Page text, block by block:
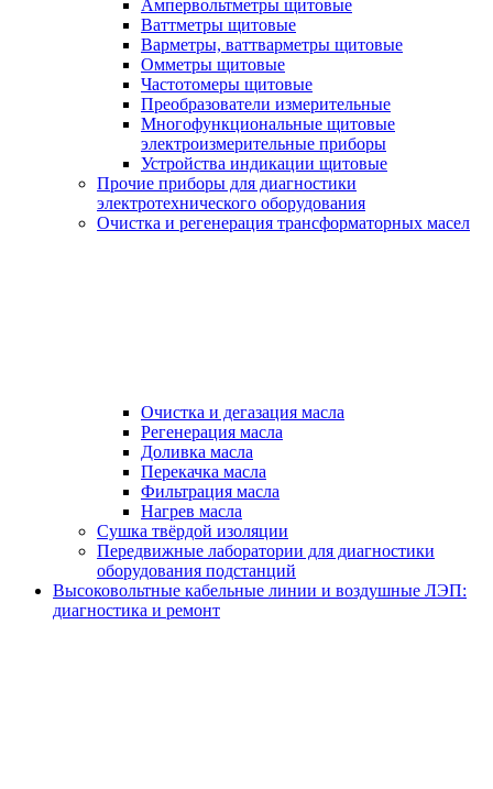
Ампервольтметры щитовые
Ваттметры щитовые
Варметры, ваттварметры щитовые
Омметры щитовые
Частотомеры щитовые
Преобразователи измерительные
Многофункциональные щитовые
электроизмерительные приборы
Устройства индикации щитовые
Прочие приборы для диагностики
электротехнического оборудования
Очистка и регенерация трансформаторных масел
Очистка и дегазация масла
Регенерация масла
Доливка масла
Перекачка масла
Фильтрация масла
Нагрев масла
Сушка твёрдой изоляции
Передвижные лаборатории для диагностики
оборудования подстанций
Высоковольтные кабельные линии и воздушные ЛЭП:
диагностика и ремонт